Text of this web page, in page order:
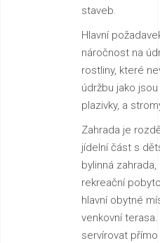
staveb.
Hlavní
náročnost na
rostliny, které
údržbu jako jsou
plazivky, a
Zahrada je
jídelní část s
bylinná
rekreační
hlavní obytné
venkovní
servírovat přímo